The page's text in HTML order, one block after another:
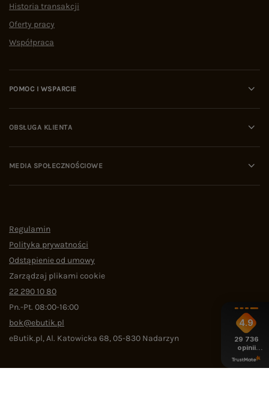
Historia transakcji
Oferty pracy
Współpraca
POMOC I WSPARCIE
OBSŁUGA KLIENTA
MEDIA SPOŁECZNOŚCIOWE
Regulamin
Polityka prywatności
Odstąpienie od umowy
Zarządzaj plikami cookie
22 290 10 80
Pn.-Pt. 08:00-16:00
bok@ebutik.pl
eButik.pl,Al. Katowicka 68,05-830 Nadarzyn
4.9
29 736
opinii
z całego